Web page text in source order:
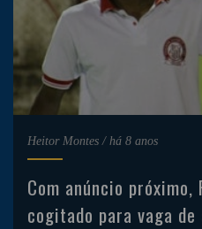
Heitor Montes / há 8 anos
Com anúncio próximo,
cogitado para vaga